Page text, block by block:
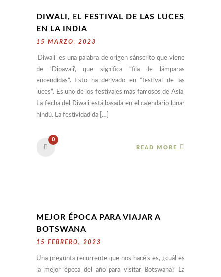
DIWALI, EL FESTIVAL DE LAS LUCES
EN LA INDIA
15 MARZO, 2023
‘Diwali’ es una palabra de origen sánscrito que viene
de ‘Dipavali‘, que significa “fila de lámparas
encendidas”. Esto ha derivado en “festival de las
luces”. Es uno de los festivales más famosos de Asia.
La fecha del Diwali está basada en el calendario lunar
hindú. La festividad da […]
0
READ MORE
MEJOR ÉPOCA PARA VIAJAR A
BOTSWANA
15 FEBRERO, 2023
Una pregunta recurrente que nos hacéis es, ¿cuál es
la mejor época del año para visitar Botswana? La